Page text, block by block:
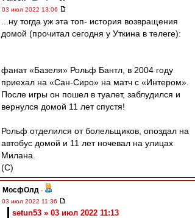
03 июл 2022 13:06
...ну тогда уж эта топ- история возвращения
домой (прочитал сегодня у Уткина в телеге):
фанат «Базеля» Рольф Бантл, в 2004 году
приехал на «Сан-Сиро» на матч с «Интером».
После игры он пошел в туалет, заблудился и
вернулся домой 11 лет спустя!
Рольф отделился от болельщиков, опоздал на
автобус домой и 11 лет ночевал на улицах
Милана.
(С)
МосфОлд -
03 июл 2022 11:36
setun53 » 03 июл 2022 11:13